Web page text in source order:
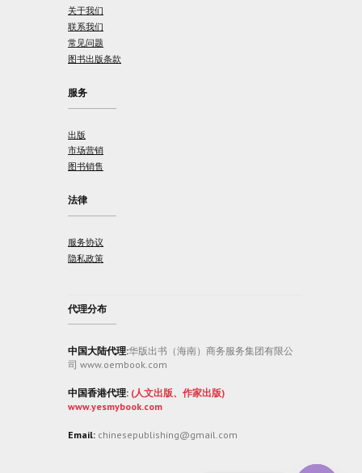
关于我们
联系我们
常见问题
图书出版条款
服务
出版
市场营销
图书销售
法律
服务协议
隐私政策
代理分布
中国大陆代理:华版出书（海南）商务服务集团有限公
司 www.oembook.com
中国香港代理: (人文出版、作家出版)
www.yesmybook.com
Email: chinesepublishing@gmail.com